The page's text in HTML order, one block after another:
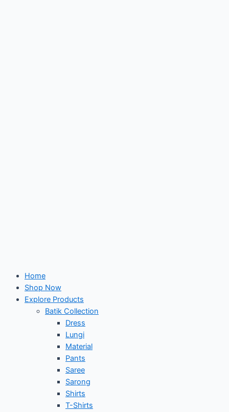
Home
Shop Now
Explore Products
Batik Collection
Dress
Lungi
Material
Pants
Saree
Sarong
Shirts
T-Shirts